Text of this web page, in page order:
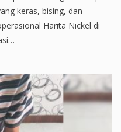
keras, bising, dan
Harita Nickel di